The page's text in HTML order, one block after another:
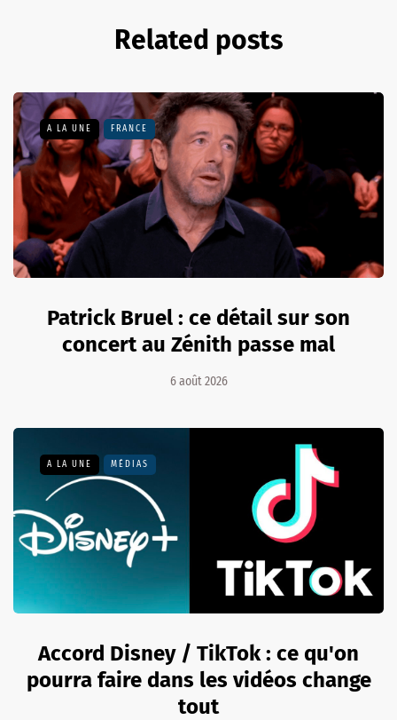
Related posts
A LA UNE FRANCE
Patrick Bruel : ce détail sur son
concert au Zénith passe mal
6 août 2026
A LA UNE MÉDIAS
Accord Disney / TikTok : ce qu'on
pourra faire dans les vidéos change
tout